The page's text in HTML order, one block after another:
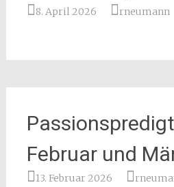
8. April 2026 rneumann
Februar und
13. Februar 2026